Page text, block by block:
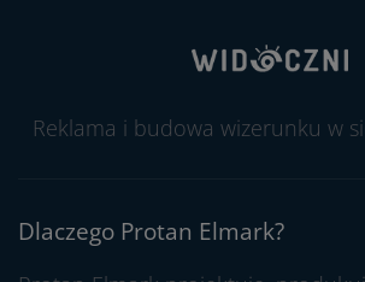
Reklama i budowa wizerunku w
Dlaczego Protan Elmark?